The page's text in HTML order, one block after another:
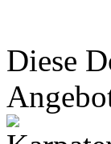
Diese